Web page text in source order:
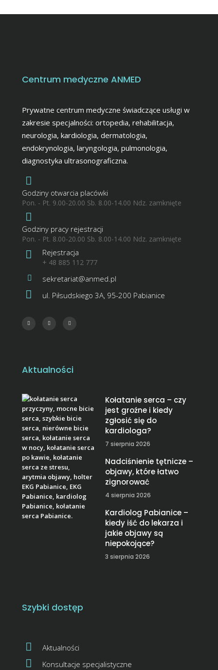
Centrum medyczne ANMED
Prywatne centrum medyczne świadczące usługi w
zakresie specjalności: ortopedia, rehabilitacja,
neurologia, kardiologia, dermatologia,
endokrynologia, laryngologia, pulmonologia,
diagnostyka ultrasonograficzna.
Godziny otwarcia placówki
Pon. - Pt. 9.00-20.00 Sb. 8.00-14.00 Ndz. zamknięte
Godziny pracy rejestracji
Pon. - Pt. 8.00-20.00 Sb. 8.00-14.00 Ndz. zamknięte
Rejestracja
+ 48 885 112 777
sekretariat@anmed.pl
ul. Piłsudskiego 3A, 95-200 Pabianice
Aktualności
Kołatanie serca – czy
jest groźne i kiedy
zgłosić się do
kardiologa?
7 sierpnia 2026
Nadciśnienie tętnicze –
objawy, które łatwo
zignorować
4 sierpnia 2026
Kardiolog Pabianice –
kiedy iść do lekarza i
jakie objawy są
niepokojące?
3 sierpnia 2026
Szybki dostęp
Aktualności
Konsultacje specjalistyczne